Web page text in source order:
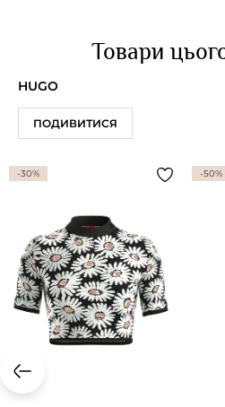
Товари
HUGO
ПОДИВИТИСЯ
-30% -50%